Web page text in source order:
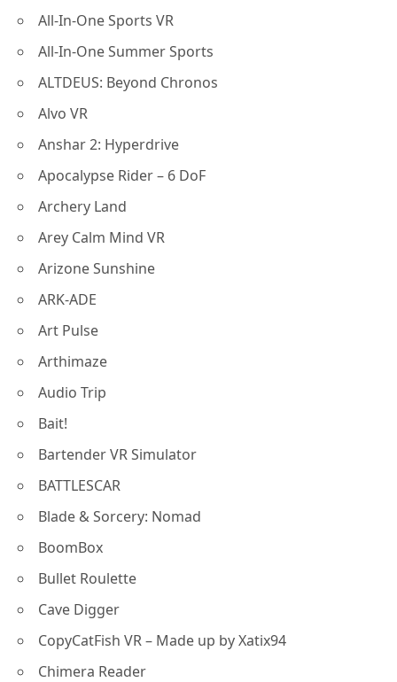
All-In-One Sports VR
All-In-One Summer Sports
ALTDEUS: Beyond Chronos
Alvo VR
Anshar 2: Hyperdrive
Apocalypse Rider – 6 DoF
Archery Land
Arey Calm Mind VR
Arizone Sunshine
ARK-ADE
Art Pulse
Arthimaze
Audio Trip
Bait!
Bartender VR Simulator
BATTLESCAR
Blade & Sorcery: Nomad
BoomBox
Bullet Roulette
Cave Digger
CopyCatFish VR – Made up by Xatix94
Chimera Reader